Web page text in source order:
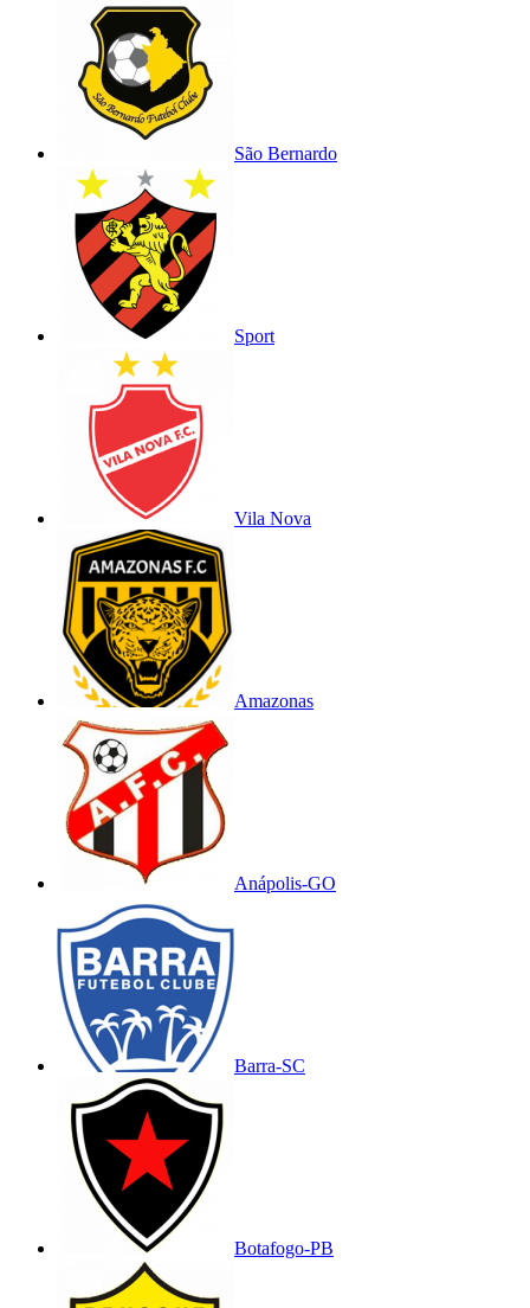
São Bernardo
Sport
Vila Nova
Amazonas
Anápolis-GO
Barra-SC
Botafogo-PB